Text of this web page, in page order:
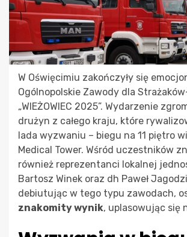
W Oświęcimiu zakończyły się
Ogólnopolskie Zawody dla
„WIEŻOWIEC 2025”. Wydarzenie
drużyn z całego kraju, które
lada wyzwaniu – biegu na 11 piętro
Medical Tower. Wśród uczestników
również reprezentanci lokalnej
Bartosz Winek oraz dh Paweł
debiutując w tego typu zawodach,
znakomity wynik, uplasowując się